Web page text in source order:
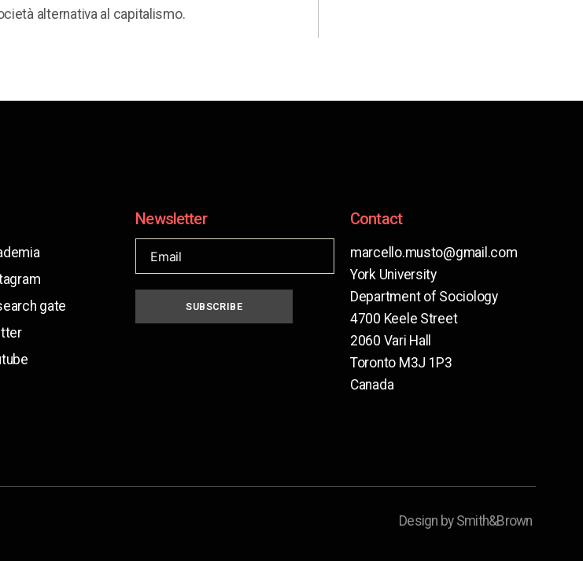
alternativa al capitalismo.
gate
Newsletter
SUBSCRIBE
Contact
marcello.musto@gmail.com
York University
Department of Sociology
4700 Keele Street
2060 Vari Hall
Toronto M3J 1P3
Canada
Design by Smith&Brown